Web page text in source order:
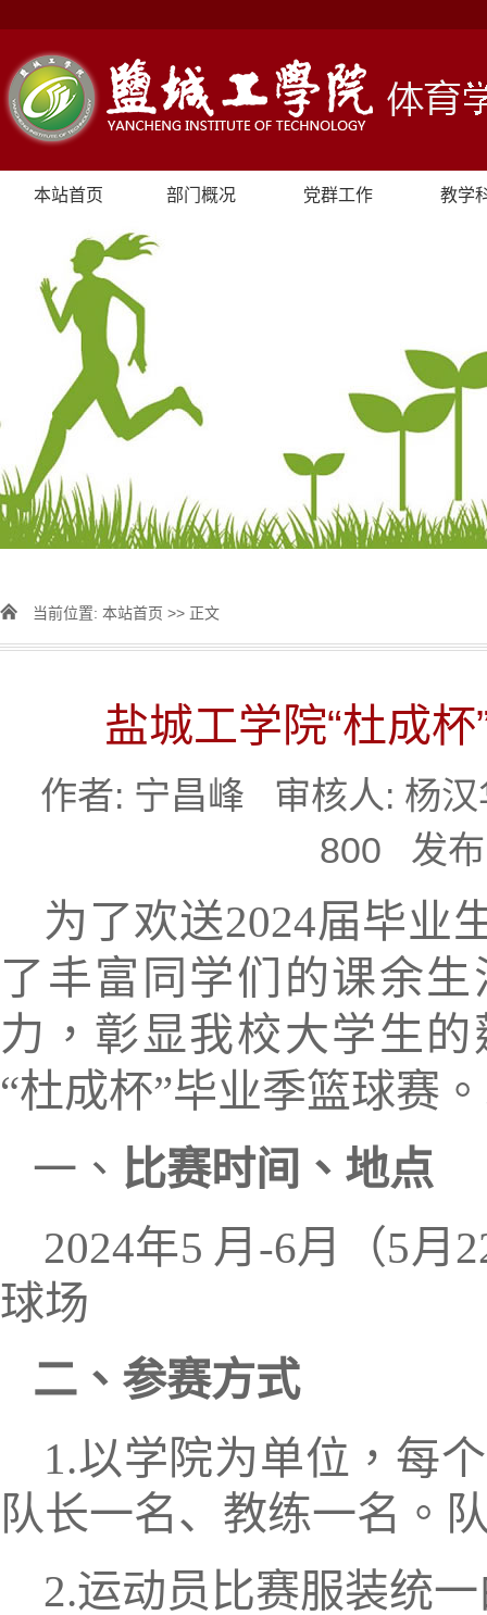
本站首页 部门概况 党群工作 教学
当前位置: 本站首页 >> 正文
盐城工学院“杜成
作者: 宁昌峰 审核人: 杨
800 发布
为了欢送2024届毕业
了丰富同学们的课余
力， 彰显我校大学生
“杜成杯”毕业季篮球赛 。
一 、 比赛时间、地点
2024年5 月 -6月（5月
球场
二 、参赛方式
1.以学院为单位， 每
队长一名、 教练一名 。
2.运动员比赛服装统